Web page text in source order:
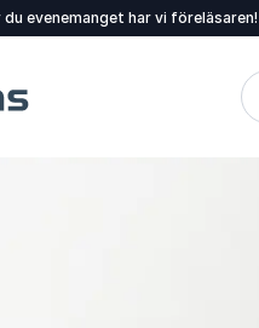
evenemanget har vi föreläsaren!